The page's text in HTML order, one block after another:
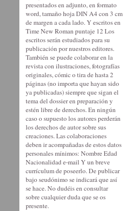
presentados en adjunto, en formato
word, tamaño hoja DIN A4 con 3 cm
de margen a cada lado. Y escritos en
Time New Roman puntaje 12 Los
escritos serán estudiados para su
publicación por nuestros editores.
También se puede colaborar en la
revista con ilustraciones, fotografías
originales, cómic o tira de hasta 2
páginas (no importa que hayan sido
ya publicadas) siempre que sigan el
tema del dossier en preparación y
estén libre de derechos. En ningún
caso o supuesto los autores perderán
los derechos de autor sobre sus
creaciones. Las colaboraciones
deben ir acompañadas de estos datos
personales mínimos: Nombre Edad
Nacionalidad e-mail Y un breve
currículum de poseerlo. De publicar
bajo seudónimo se indicará que así
se hace. No dudéis en consultar
sobre cualquier duda que se os
presente.